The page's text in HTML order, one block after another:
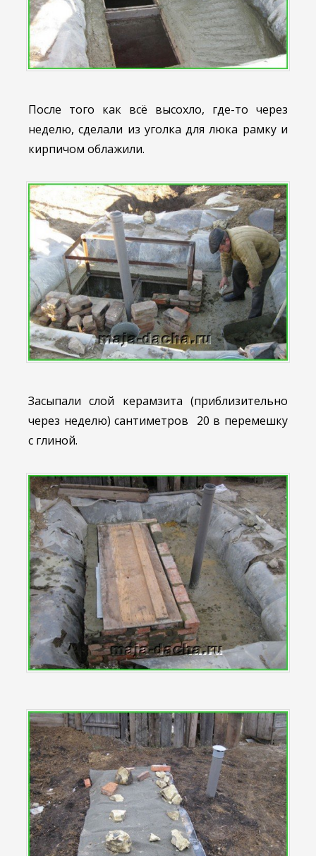
После того как всё высохло, где-то через
неделю, сделали из уголка для люка рамку и
кирпичом облажили.
Засыпали слой керамзита (приблизительно
через неделю) сантиметров 20 в перемешку
с глиной.